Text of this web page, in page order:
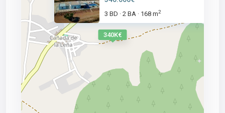
340K€
3 BD · 2 BA · 168 m2